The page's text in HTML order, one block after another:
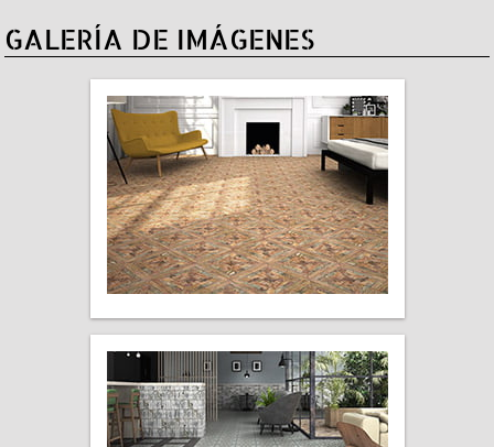
GALERÍA DE IMÁGENES